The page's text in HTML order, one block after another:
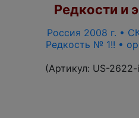
Редкости и
Россия 2008 г. •
Редкость № 1!! •
(Артикул: US-